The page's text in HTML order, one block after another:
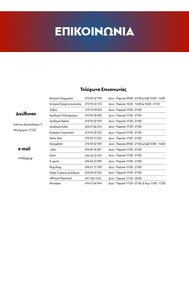
ΕΠΙΚΟΙΝΩΝΙΑ